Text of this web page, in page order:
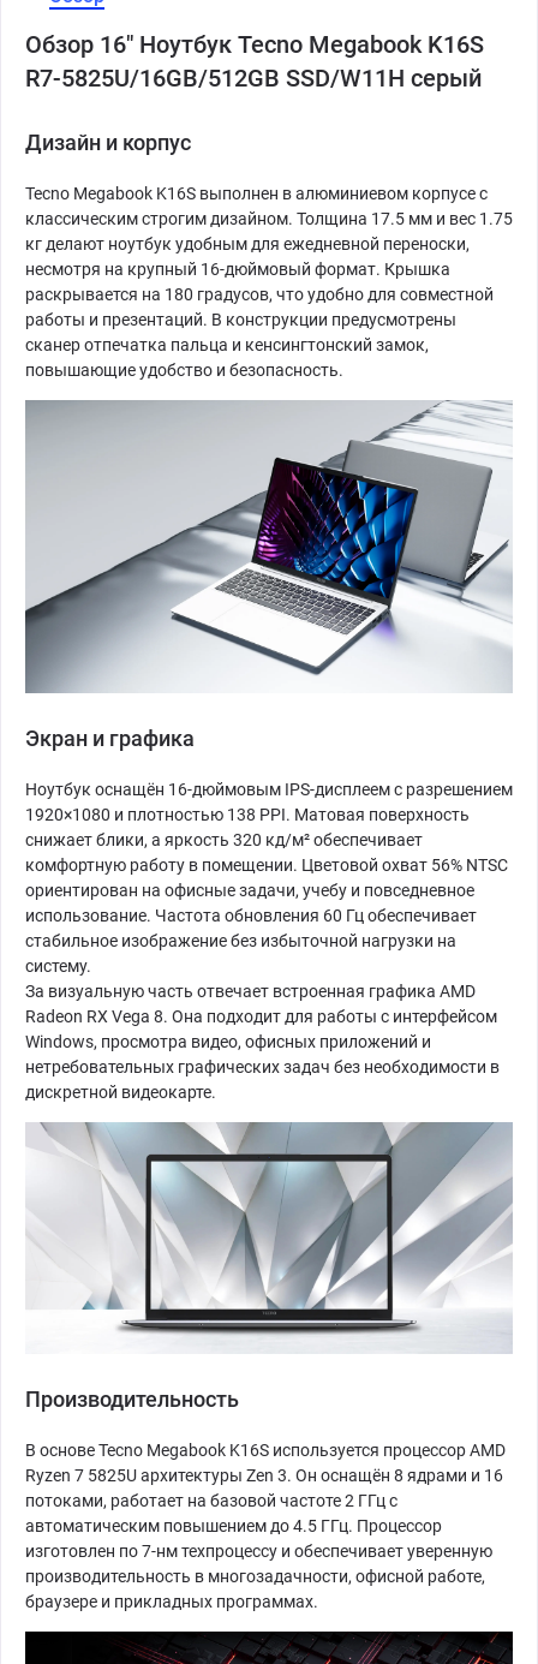
Обзор 16" Ноутбук Tecno Megabook K16S
R7-5825U/16GB/512GB SSD/W11H серый
Дизайн и корпус
Tecno Megabook K16S выполнен в алюминиевом корпусе с
классическим строгим дизайном. Толщина 17.5 мм и вес 1.75
кг делают ноутбук удобным для ежедневной переноски,
несмотря на крупный 16-дюймовый формат. Крышка
раскрывается на 180 градусов, что удобно для совместной
работы и презентаций. В конструкции предусмотрены
сканер отпечатка пальца и кенсингтонский замок,
повышающие удобство и безопасность.
Экран и графика
Ноутбук оснащён 16-дюймовым IPS-дисплеем с разрешением
1920×1080 и плотностью 138 PPI. Матовая поверхность
снижает блики, а яркость 320 кд/м² обеспечивает
комфортную работу в помещении. Цветовой охват 56% NTSC
ориентирован на офисные задачи, учебу и повседневное
использование. Частота обновления 60 Гц обеспечивает
стабильное изображение без избыточной нагрузки на
систему.
За визуальную часть отвечает встроенная графика AMD
Radeon RX Vega 8. Она подходит для работы с интерфейсом
Windows, просмотра видео, офисных приложений и
нетребовательных графических задач без необходимости в
дискретной видеокарте.
Производительность
В основе Tecno Megabook K16S используется процессор AMD
Ryzen 7 5825U архитектуры Zen 3. Он оснащён 8 ядрами и 16
потоками, работает на базовой частоте 2 ГГц с
автоматическим повышением до 4.5 ГГц. Процессор
изготовлен по 7-нм техпроцессу и обеспечивает уверенную
производительность в многозадачности, офисной работе,
браузере и прикладных программах.